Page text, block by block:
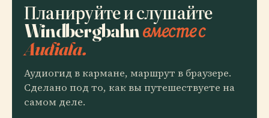
Планируйте и слушайте
Windbergbahnвместе с
Audiala.
Аудиогид в кармане, маршрут в браузере.
Сделано под то, как вы путешествуете на
самом деле.